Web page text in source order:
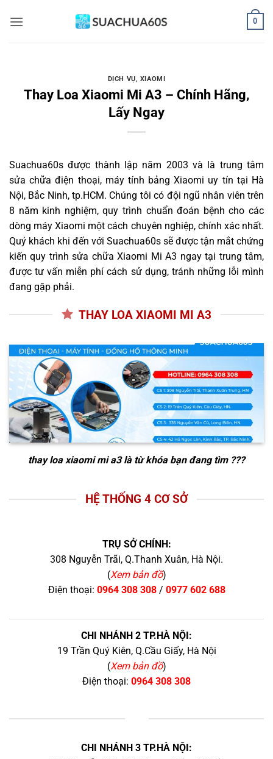
qua
0
DỊCH VỤ, XIAOMI
Thay Loa Xiaomi Mi A3 – Chính Hãng,
Lấy Ngay
Suachua60s được thành lập năm 2003 và là trung tâm
sửa chữa điện thoại, máy tính bảng Xiaomi uy tín tại Hà
Nội, Bắc Ninh, tp.HCM. Chúng tôi có đội ngũ nhân viên trên
8 năm kinh nghiệm, quy trình chuẩn đoán bệnh cho các
dòng máy Xiaomi một cách chuyên nghiệp, chính xác nhất.
Quý khách khi đến với Suachua60s sẽ được tận mắt chứng
kiến quy trình sửa chữa Xiaomi Mi A3 ngay tại trung tâm,
được tư vấn miễn phí cách sử dụng, tránh những lỗi mình
đang gặp phải.
THAY LOA XIAOMI MI A3
thay loa xiaomi mi a3là từ khóa bạn đang tìm ???
HỆ THỐNG 4 CƠ SỞ
TRỤ SỞ CHÍNH:
308 Nguyễn Trãi, Q.Thanh Xuân, Hà Nội.
(Xem bản đồ)
Điện thoại: 0964 308 308/ 0977 602 688
CHI NHÁNH 2 TP.HÀ NỘI:
19 Trần Quý Kiên, Q.Cầu Giấy, Hà Nội
(Xem bản đồ)
Điện thoại: 0964 308 308
CHI NHÁNH 3 TP.HÀ NỘI: